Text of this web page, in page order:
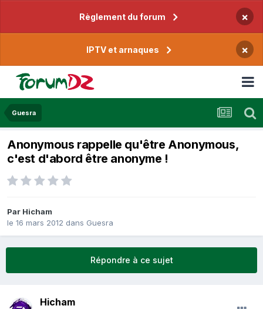
Règlement du forum ×
IPTV et arnaques ×
Guesra
Anonymous rappelle qu'être Anonymous,
c'est d'abord être anonyme !
Par Hicham
le 16 mars 2012 dans Guesra
Répondre à ce sujet
Hicham